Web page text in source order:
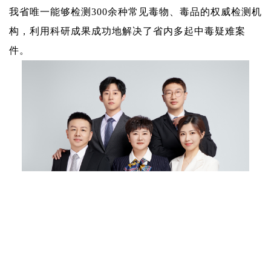
我省唯一能够检测 300余种常见毒物、毒品的权威检测机
构，利用科研成果成功地解决了省内多起中毒疑难案
件。